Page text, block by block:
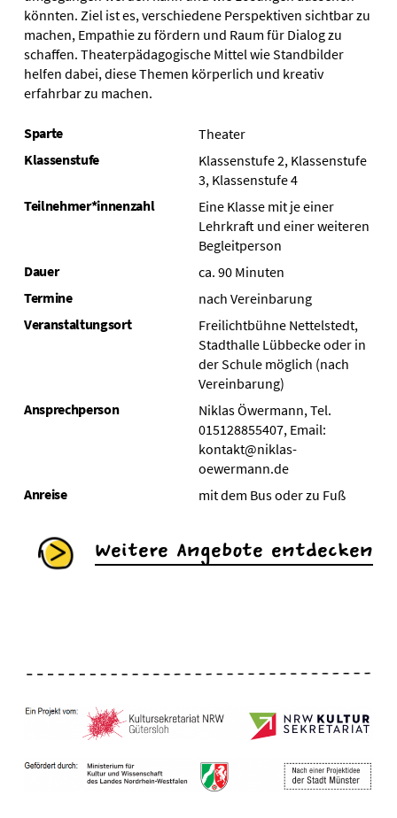
könnten. Ziel ist es, verschiedene Perspektiven sichtbar zu
machen, Empathie zu fördern und Raum für Dialog zu
schaffen. Theaterpädagogische Mittel wie Standbilder
helfen dabei, diese Themen körperlich und kreativ
erfahrbar zu machen.
Sparte
Theater
Klassenstufe
Klassenstufe 2, Klassenstufe
3, Klassenstufe 4
Teilnehmer*innenzahl
Eine Klasse mit je einer
Lehrkraft und einer weiteren
Begleitperson
Dauer
ca. 90 Minuten
Termine
nach Vereinbarung
Veranstaltungsort
Freilichtbühne Nettelstedt,
Stadthalle Lübbecke oder in
der Schule möglich (nach
Vereinbarung)
Ansprechperson
Niklas Öwermann, Tel.
015128855407, Email:
kontakt@niklas-
oewermann.de
Anreise
mit dem Bus oder zu Fuß
Weitere Angebote entdecken